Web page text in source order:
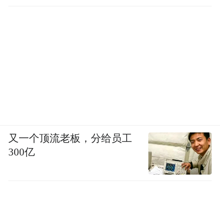
又一个顶流老板，分给员工
300亿